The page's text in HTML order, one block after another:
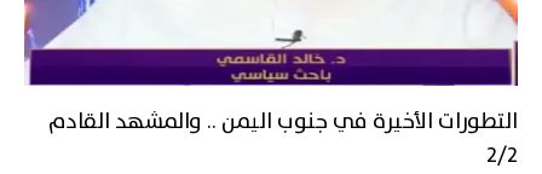
التطورات الأخيرة في جنوب اليمن .. والمشهد القادم
2/2